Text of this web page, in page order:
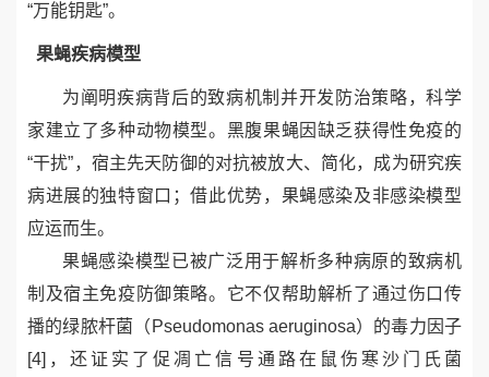
“万能钥匙”。
果蝇疾病模型
为阐明疾病背后的致病机制并开发防治策略，科学
家建立了多种动物模型。黑腹果蝇因缺乏获得性免疫的
“干扰”，宿主先天防御的对抗被放大、简化，成为研究疾
病进展的独特窗口；借此优势， 果蝇感染及非感染模型
应运而生。
果蝇感染模型已被广泛用于解析多种病原的致病机
制及宿主免疫防御策略。它不仅帮助解析了通过伤口传
播的绿脓杆菌（ Pseudomonas aeruginosa）的毒力因子
[4] ，还证实了促凋亡信号通路在鼠伤寒沙门氏菌